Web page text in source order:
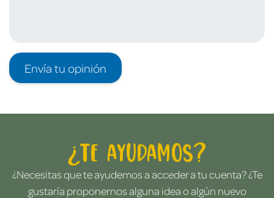
Envía tu opinión
¿Te ayudamos?
¿Necesitas que te ayudemos a acceder a tu cuenta? ¿Te
gustaría proponernos alguna idea o algún nuevo